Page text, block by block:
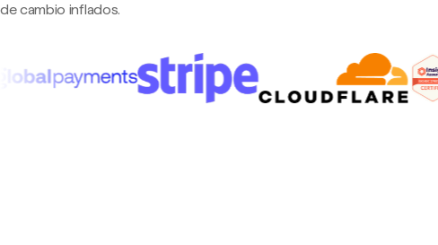
de cambio inflados.